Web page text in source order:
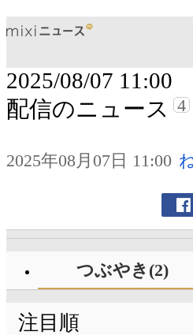
2025/08/07 11:00
配信のニュース 4
2025年08月07日 11:00
つぶやき(2)
注目順